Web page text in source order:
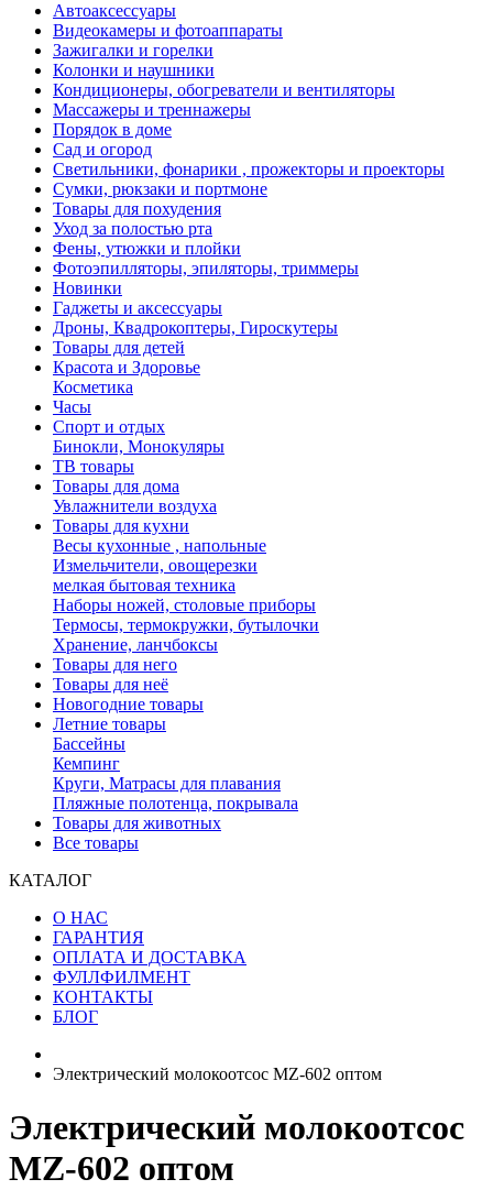
Автоаксессуары
Видеокамеры и фотоаппараты
Зажигалки и горелки
Колонки и наушники
Кондиционеры, обогреватели и вентиляторы
Массажеры и треннажеры
Порядок в доме
Сад и огород
Светильники, фонарики , прожекторы и проекторы
Сумки, рюкзаки и портмоне
Товары для похудения
Уход за полостью рта
Фены, утюжки и плойки
Фотоэпилляторы, эпиляторы, триммеры
Новинки
Гаджеты и аксессуары
Дроны, Квадрокоптеры, Гироскутеры
Товары для детей
Красота и Здоровье
Косметика
Часы
Спорт и отдых
Бинокли, Монокуляры
ТВ товары
Товары для дома
Увлажнители воздуха
Товары для кухни
Весы кухонные , напольные
Измельчители, овощерезки
мелкая бытовая техника
Наборы ножей, столовые приборы
Термосы, термокружки, бутылочки
Хранение, ланчбоксы
Товары для него
Товары для неё
Новогодние товары
Летние товары
Бассейны
Кемпинг
Круги, Матрасы для плавания
Пляжные полотенца, покрывала
Товары для животных
Все товары
КАТАЛОГ
О НАС
ГАРАНТИЯ
ОПЛАТА И ДОСТАВКА
ФУЛЛФИЛМЕНТ
КОНТАКТЫ
БЛОГ
Электрический молокоотсос MZ-602 оптом
Электрический молокоотсос
MZ-602 оптом